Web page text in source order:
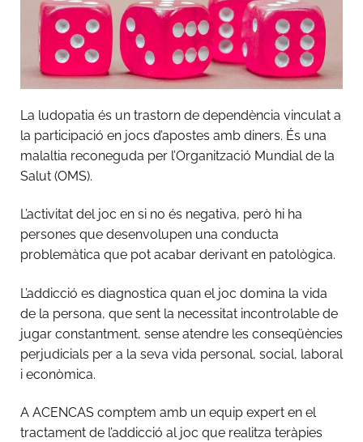
La ludopatia és un trastorn de dependència vinculat a
la participació en jocs d’apostes amb diners. És una
malaltia reconeguda per l’Organització Mundial de la
Salut (OMS).
L’activitat del joc en si no és negativa, però hi ha
persones que desenvolupen una conducta
problemàtica que pot acabar derivant en patològica.
L’addicció es diagnostica quan el joc domina la vida
de la persona, que sent la necessitat incontrolable de
jugar constantment, sense atendre les conseqüències
perjudicials per a la seva vida personal, social, laboral
i econòmica.
A ACENCAS comptem amb un equip expert en el
tractament de l’addicció al joc que realitza teràpies